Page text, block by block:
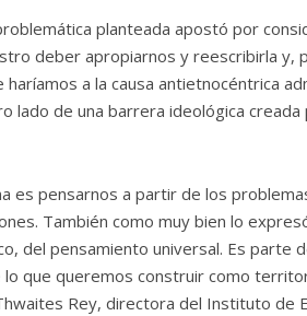
planteada apostó por
deber apropiarnos y reescribirla y,
a la causa antietnocéntrica
lado de una barrera ideológica
es pensarnos a partir de los
También como muy bien lo
del pensamiento universal. Es parte
que queremos construir como
Rey, directora del Instituto de